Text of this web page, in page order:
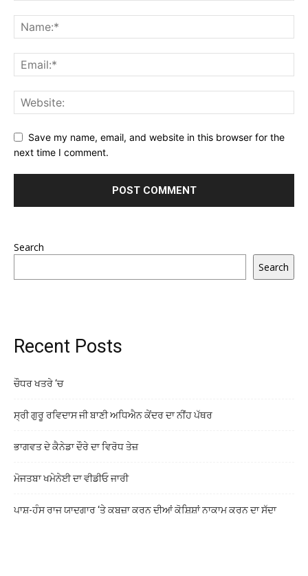
Save my name, email, and website in this browser for the
next time I comment.
Search
Search
Recent Posts
ਚੌਧਰ ਖਤਰੇ ‘ਚ
ਸ੍ਰੀ ਗੁਰੂ ਰਵਿਦਾਸ ਜੀ ਬਾਣੀ ਅਧਿਐਨ ਕੇਂਦਰ ਦਾ ਨੀਂਹ ਪੱਥਰ
ਭਾਗਵਤ ਦੇ ਕੈਨੇਡਾ ਦੌਰੇ ਦਾ ਵਿਰੋਧ ਤੇਜ਼
ਮੋਜਤਬਾ ਖਮੇਨੇਈ ਦਾ ਵੀਡੀਓ ਜਾਰੀ
ਪਾਸ਼-ਹੰਸ ਰਾਜ ਯਾਦਗਾਰ ‘ਤੇ ਕਬਜ਼ਾ ਕਰਨ ਦੀਆਂ ਕੋਸ਼ਿਸ਼ਾਂ ਨਾਕਾਮ ਕਰਨ ਦਾ ਸੱਦਾ